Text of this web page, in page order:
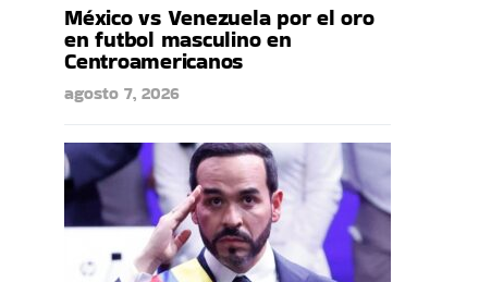
México vs Venezuela por el oro
en futbol masculino en
Centroamericanos
agosto 7, 2026